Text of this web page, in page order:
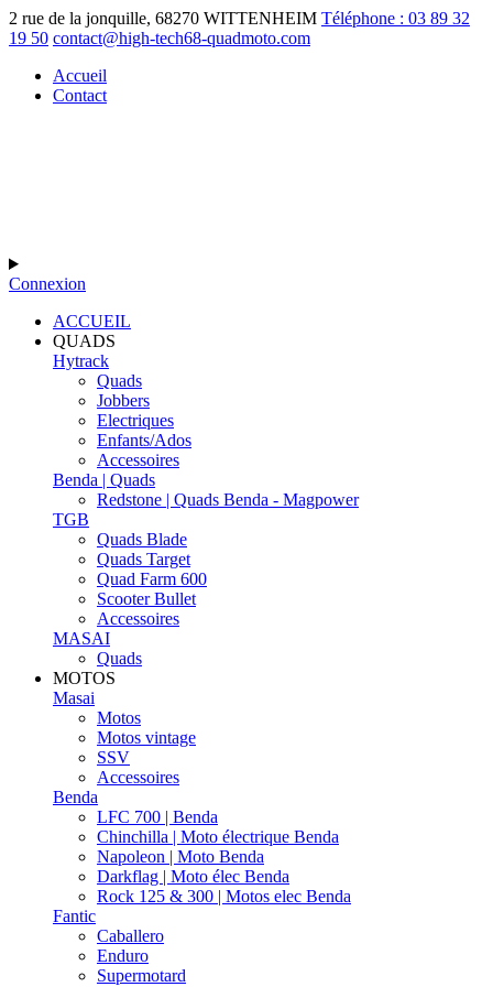
2 rue de la jonquille, 68270 WITTENHEIM Téléphone : 03 89 32
19 50 contact@high-tech68-quadmoto.com
Accueil
Contact
Connexion
ACCUEIL
QUADS
Hytrack
Quads
Jobbers
Electriques
Enfants/Ados
Accessoires
Benda | Quads
Redstone | Quads Benda - Magpower
TGB
Quads Blade
Quads Target
Quad Farm 600
Scooter Bullet
Accessoires
MASAI
Quads
MOTOS
Masai
Motos
Motos vintage
SSV
Accessoires
Benda
LFC 700 | Benda
Chinchilla | Moto électrique Benda
Napoleon | Moto Benda
Darkflag | Moto élec Benda
Rock 125 & 300 | Motos elec Benda
Fantic
Caballero
Enduro
Supermotard